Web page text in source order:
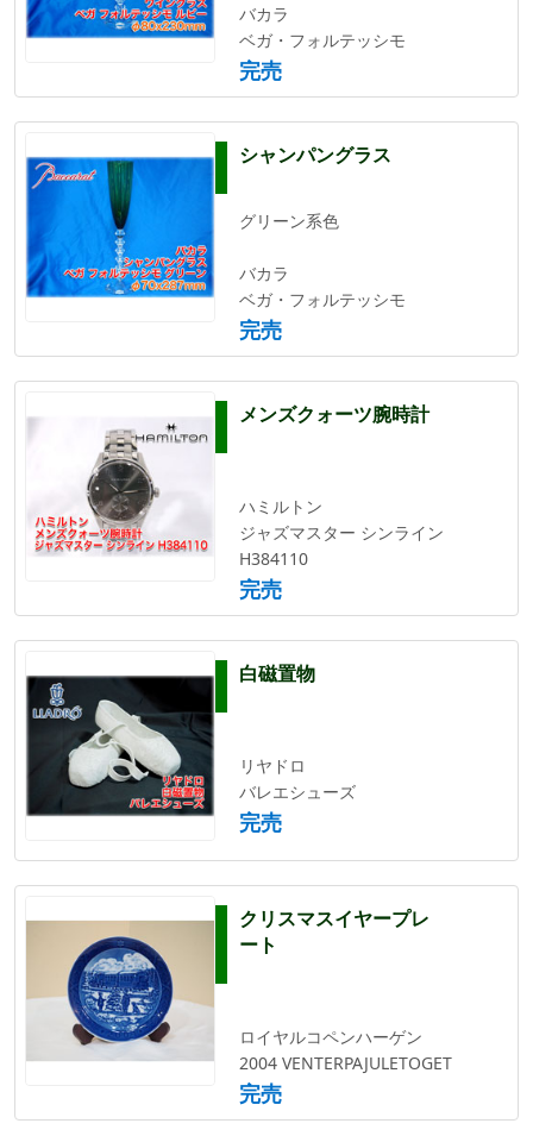
バカラ
ベガ・フォルテッシモ
完売
シャンパングラス
グリーン系色
バカラ
ベガ・フォルテッシモ
完売
メンズクォーツ腕時計
ハミルトン
ジャズマスター シンライン
H384110
完売
白磁置物
リヤドロ
バレエシューズ
完売
クリスマスイヤープレ
ート
ロイヤルコペンハーゲン
2004 VENTERPAJULETOGET
完売